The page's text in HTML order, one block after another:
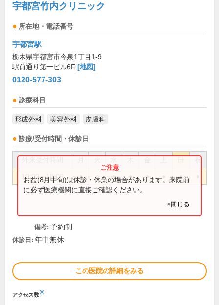
宇都宮竹内クリニック
所在地・電話番号
宇都宮駅
栃木県宇都宮市今泉1丁目1-9
駅前通り第一ビル6F [地図]
0120-577-303
診療科目
形成外科 美容外科 皮膚科
診療/受付時間・休診日
祝
10:00～18:00 ● ● ● ● ● ●
お盆(8月中旬)は休診・休業の場合があります。来院前
に必ず医療機関に直接ご確認ください。
×閉じる
備考: 予約制
休診日: 年中無休
この医院の詳細をみる
アクセス数※